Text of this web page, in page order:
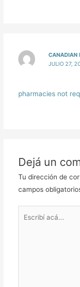
CANADIAN
JULIO 27,
pharmacies not
Dejá un
Tu dirección de
campos